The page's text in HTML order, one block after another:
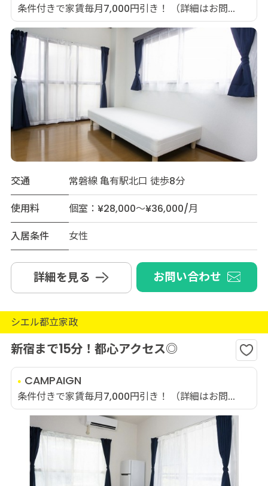
条件付きで家賃毎月7,000円引き！ （詳細はお問...
交通
常磐線 亀有駅北口 徒歩8分
使用料
個室：¥28,000～¥36,000/月
入居条件
女性
詳細を見る お問い合わせ
シエル都立家政
新宿まで15分！都心アクセス◎
CAMPAIGN
条件付きで家賃毎月7,000円引き！ （詳細はお問...